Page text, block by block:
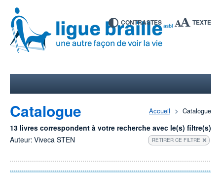
CONTRASTES TEXTE
Accueil Catalogue
Catalogue
13 livres correspondent à votre recherche avec le(s) filtre(s)
Auteur: Viveca STEN RETIRER CE FILTRE